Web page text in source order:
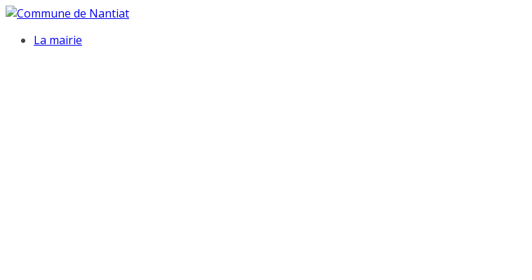
La mairie